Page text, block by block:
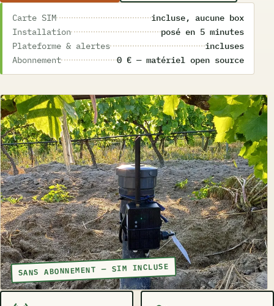
Carte SIM
incluse, aucune box
Installation
posé en 5 minutes
Plateforme & alertes
incluses
Abonnement
0 € — matériel open source
SANS ABONNEMENT — SIM INCLUSE